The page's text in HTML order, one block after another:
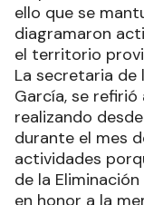
ello que se
diagramaron
el territorio
La secretaria de
García, se
realizando
durante el mes
actividades
de la
en honor a la